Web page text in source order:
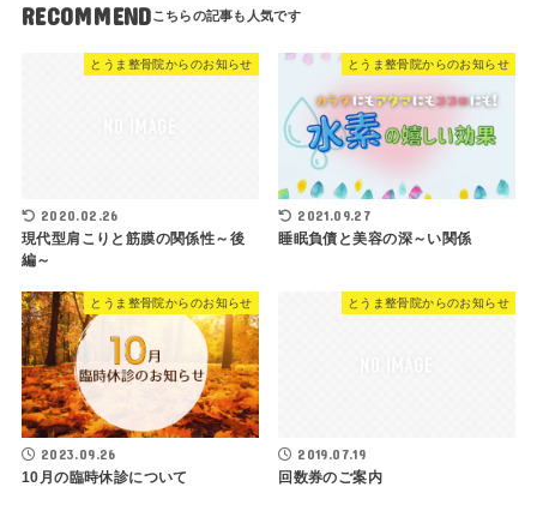
RECOMMEND
とうま整骨院からのお知らせ
2020.02.26
現代型肩こりと筋膜の関係性～後
編～
とうま整骨院からのお知らせ
2021.09.27
睡眠負債と美容の深～い関係
とうま整骨院からのお知らせ
2023.09.26
10月の臨時休診について
とうま整骨院からのお知らせ
2019.07.19
回数券のご案内